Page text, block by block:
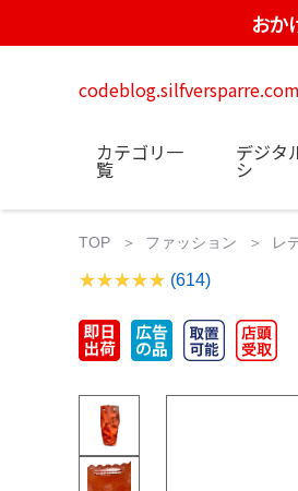
おか
codeblog.silfversparre.com
カテゴリ一
覧
デジタ
シ
TOP ファッション レ
(614)